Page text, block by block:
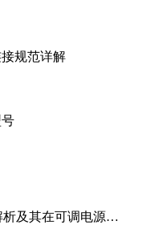
规范详解
析及其在可调电源设